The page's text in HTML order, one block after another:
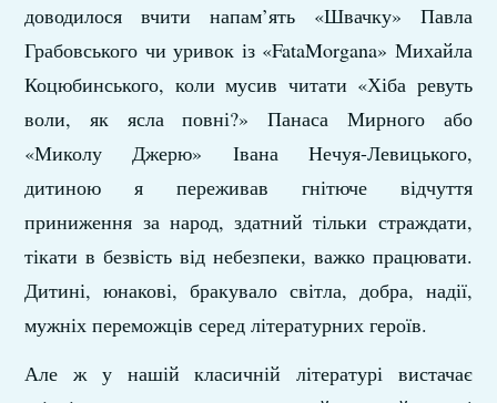
доводилося вчити напам’ять «Швачку» Павла
Грабовського чи уривок із «FataMorgana» Михайла
Коцюбинського, коли мусив читати «Хіба ревуть
воли, як ясла повні?» Панаса Мирного або
«Миколу Джерю» Івана Нечуя-Левицького,
дитиною я переживав гнітюче відчуття
приниження за народ, здатний тільки страждати,
тікати в безвість від небезпеки, важко працювати.
Дитині, юнакові, бракувало світла, добра, надії,
мужніх переможців серед літературних героїв.
Але ж у нашій класичній літературі вистачає